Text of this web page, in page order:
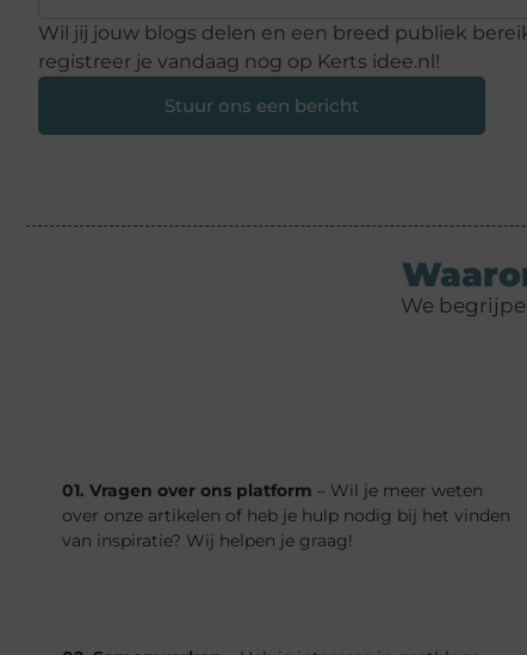
Wil jij jouw blogs delen en een breed publiek
registreer je vandaag nog op Kerts idee.nl!
Stuur ons een bericht
We
01. Vragen over ons platform – Wil je meer weten
over onze artikelen of heb je hulp nodig bij het vinden
van inspiratie? Wij helpen je graag!